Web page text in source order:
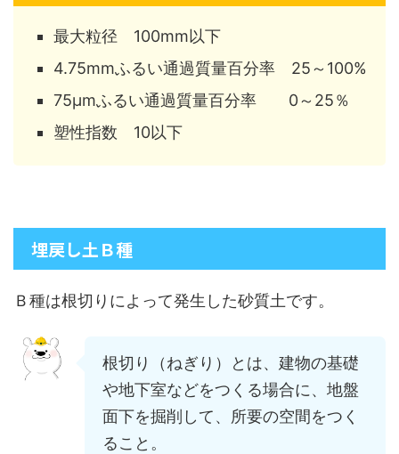
最大粒径 100mm以下
4.75mmふるい通過質量百分率 25～100%
75μmふるい通過質量百分率 0～25％
塑性指数 10以下
埋戻し土Ｂ種
Ｂ種は根切りによって発生した砂質土です。
根切り（ねぎり）とは、建物の基礎
や地下室などをつくる場合に、地盤
面下を掘削して、所要の空間をつく
ること。